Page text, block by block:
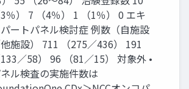
3％） 7 （4％） 1 （1％） 0 エキ
ートパネル検討症 例数（⾃施設
施設） 711 （275／436） 191
133／58） 96 （81／15） 対象外 •
ル検査の実施件数は